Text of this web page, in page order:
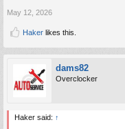
May 12, 2026
Haker likes this.
dams82
Overclocker
Haker said: ↑